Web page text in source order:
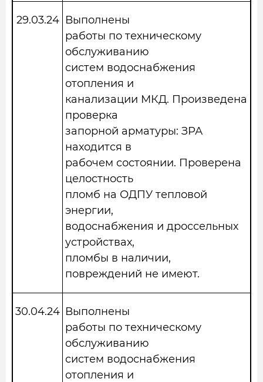
29.03.24 Выполнены
работы по техническому
обслуживанию
систем водоснабжения
отопления и
канализации МКД. Произведена
проверка
запорной арматуры: ЗРА
находится в
рабочем состоянии. Проверена
целостность
пломб на ОДПУ тепловой
энергии,
водоснабжения и дроссельных
устройствах,
пломбы в наличии,
повреждений не имеют.
30.04.24 Выполнены
работы по техническому
обслуживанию
систем водоснабжения
отопления и